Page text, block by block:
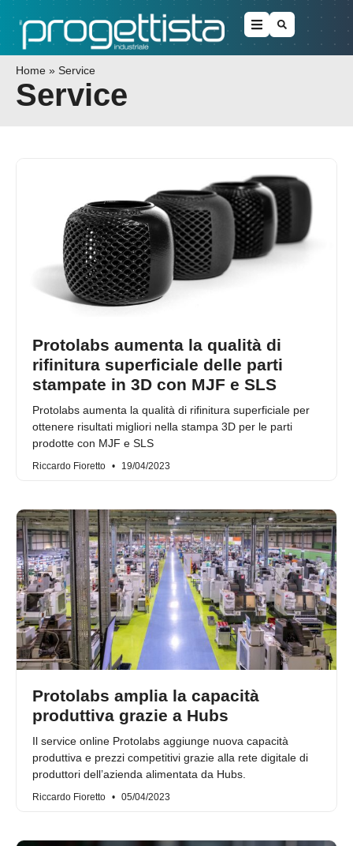
Home » Service
Service
Protolabs aumenta la qualità di
rifinitura superficiale delle parti
stampate in 3D con MJF e SLS
Protolabs aumenta la qualità di rifinitura superficiale per
ottenere risultati migliori nella stampa 3D per le parti
prodotte con MJF e SLS
Riccardo Fioretto 19/04/2023
Protolabs amplia la capacità
produttiva grazie a Hubs
Il service online Protolabs aggiunge nuova capacità
produttiva e prezzi competitivi grazie alla rete digitale di
produttori dell’azienda alimentata da Hubs.
Riccardo Fioretto 05/04/2023